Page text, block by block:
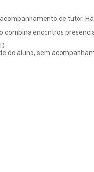
de tutor.
encontros
do aluno, sem